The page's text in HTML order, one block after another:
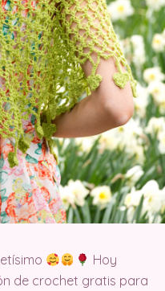
Hoy
de crochet gratis para